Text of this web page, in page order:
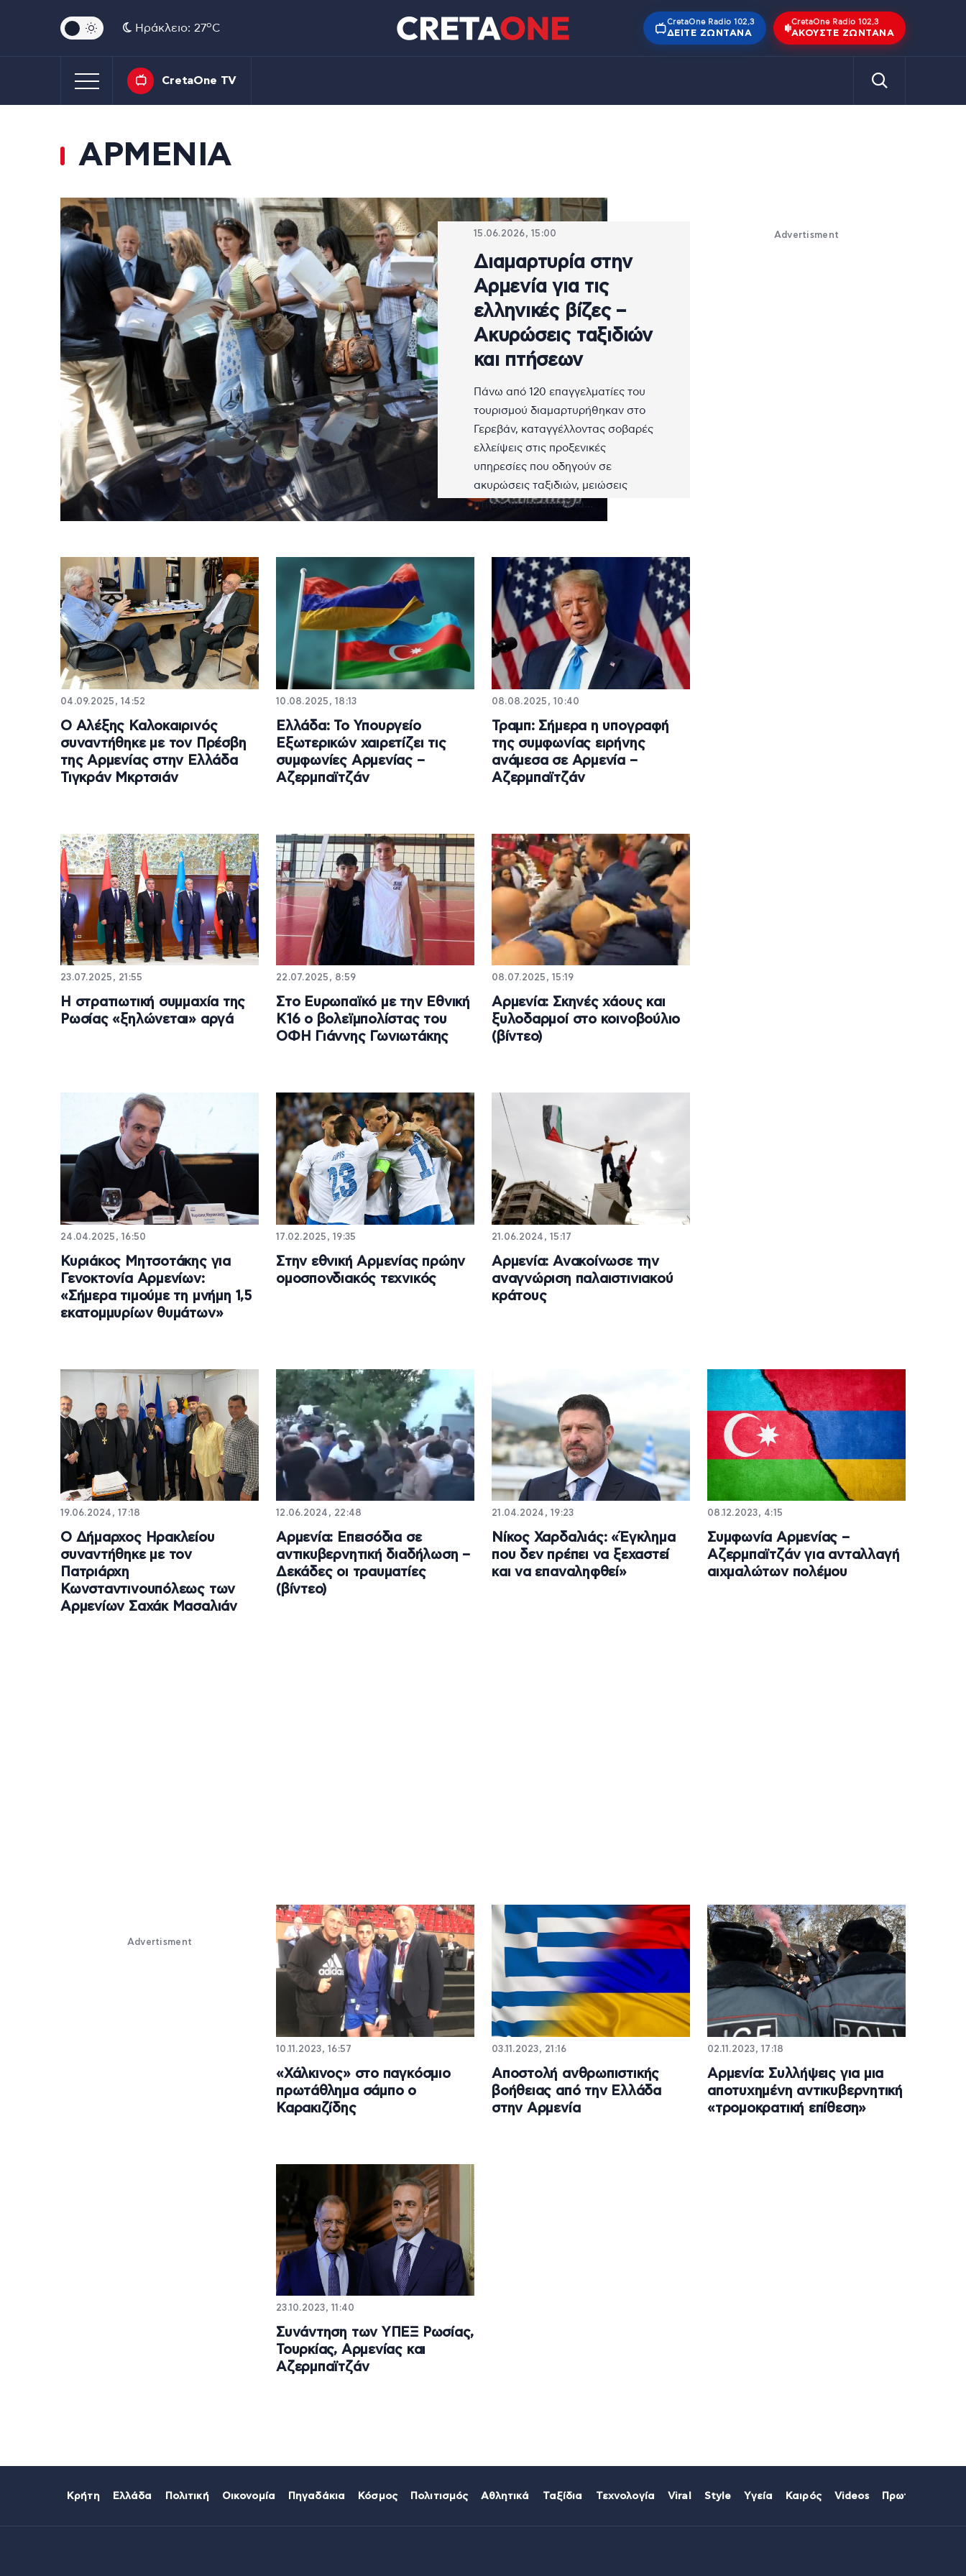
Ηράκλειο: 27oC
CretaOne Radio 102,3
ΔΕΊΤΕ ΖΩΝΤΑΝΆ
CretaOne Radio 102,3
ΑΚΟΎΣΤΕ ΖΩΝΤΑΝΆ
CretaOne TV
ΑΡΜΕΝΙΑ
15.06.2026, 15:00
Διαμαρτυρία στην
Αρμενία για τις
ελληνικές βίζες –
Ακυρώσεις ταξιδιών
και πτήσεων
Πάνω από 120 επαγγελματίες του
τουρισμού διαμαρτυρήθηκαν στο
Γερεβάν, καταγγέλλοντας σοβαρές
ελλείψεις στις προξενικές
υπηρεσίες που οδηγούν σε
ακυρώσεις ταξιδιών, μειώσεις
πτήσεων και απώλεια…
04.09.2025, 14:52
Ο Αλέξης Καλοκαιρινός
συναντήθηκε με τον Πρέσβη
της Αρμενίας στην Ελλάδα
Τιγκράν Μκρτσιάν
10.08.2025, 18:13
Ελλάδα: Το Υπουργείο
Εξωτερικών χαιρετίζει τις
συμφωνίες Αρμενίας –
Αζερμπαϊτζάν
08.08.2025, 10:40
Τραμπ: Σήμερα η υπογραφή
της συμφωνίας ειρήνης
ανάμεσα σε Αρμενία –
Αζερμπαϊτζάν
23.07.2025, 21:55
Η στρατιωτική συμμαχία της
Ρωσίας «ξηλώνεται» αργά
22.07.2025, 8:59
Στο Ευρωπαϊκό με την Εθνική
Κ16 ο βολεϊμπολίστας του
ΟΦΗ Γιάννης Γωνιωτάκης
08.07.2025, 15:19
Αρμενία: Σκηνές χάους και
ξυλοδαρμοί στο κοινοβούλιο
(βίντεο)
24.04.2025, 16:50
Κυριάκος Μητσοτάκης για
Γενοκτονία Αρμενίων:
«Σήμερα τιμούμε τη μνήμη 1,5
εκατομμυρίων θυμάτων»
17.02.2025, 19:35
Στην εθνική Αρμενίας πρώην
ομοσπονδιακός τεχνικός
21.06.2024, 15:17
Αρμενία: Ανακοίνωσε την
αναγνώριση παλαιστινιακού
κράτους
Advertisment
19.06.2024, 17:18
Ο Δήμαρχος Ηρακλείου
συναντήθηκε με τον
Πατριάρχη
Κωνσταντινουπόλεως των
Αρμενίων Σαχάκ Μασαλιάν
12.06.2024, 22:48
Αρμενία: Επεισόδια σε
αντικυβερνητική διαδήλωση –
Δεκάδες οι τραυματίες
(βίντεο)
21.04.2024, 19:23
Νίκος Χαρδαλιάς: «Έγκλημα
που δεν πρέπει να ξεχαστεί
και να επαναληφθεί»
08.12.2023, 4:15
Συμφωνία Αρμενίας –
Αζερμπαϊτζάν για ανταλλαγή
αιχμαλώτων πολέμου
Advertisment
10.11.2023, 16:57
«Χάλκινος» στο παγκόσμιο
πρωτάθλημα σάμπο ο
Καρακιζίδης
03.11.2023, 21:16
Αποστολή ανθρωπιστικής
βοήθειας από την Ελλάδα
στην Αρμενία
02.11.2023, 17:18
Αρμενία: Συλλήψεις για μια
αποτυχημένη αντικυβερνητική
«τρομοκρατική επίθεση»
23.10.2023, 11:40
Συνάντηση των ΥΠΕΞ Ρωσίας,
Τουρκίας, Αρμενίας και
Αζερμπαϊτζάν
Κρήτη Ελλάδα Πολιτική Οικονομία Πηγαδάκια Κόσμος Πολιτισμός Αθλητικά Ταξίδια Τεχνολογία Viral Style Υγεία Καιρός Videos Πρωτοσέλιδα